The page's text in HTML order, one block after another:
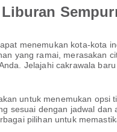
menemukan kota-kota
yang ramai, merasakan
Jelajahi cakrawala
untuk menemukan opsi
sesuai dengan jadwal
pilihan untuk